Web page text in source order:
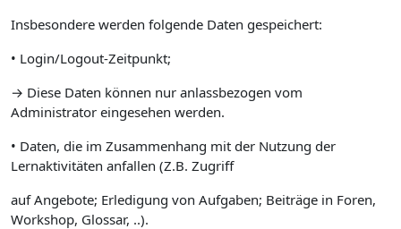
Insbesondere werden folgende Daten gespeichert:
• Login/Logout-Zeitpunkt;
→ Diese Daten können nur anlassbezogen vom
Administrator eingesehen werden.
• Daten, die im Zusammenhang mit der Nutzung der
Lernaktivitäten anfallen (Z.B. Zugriff
auf Angebote; Erledigung von Aufgaben; Beiträge in Foren,
Workshop, Glossar, ..).